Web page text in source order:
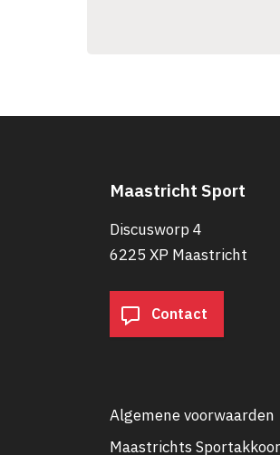
Maastricht Sport
Discusworp 4
6225 XP Maastricht
Contact
Algemene voorwaarden
Maastrichts